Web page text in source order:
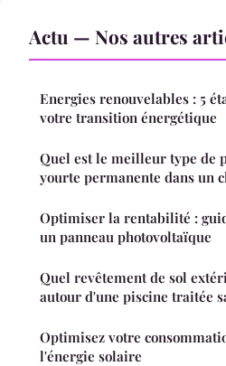
Actu — Nos autres
Energies renouvelables : 5
votre transition énergétique
Quel est le meilleur type de
yourte permanente dans un
Optimiser la rentabilité :
un panneau photovoltaïque
Quel revêtement de sol
autour d'une piscine traitée
Optimisez votre
l'énergie solaire